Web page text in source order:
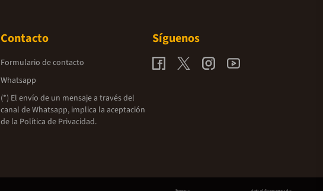
Contacto
Formulario de contacto
Whatsapp
(*) El envío de un mensaje a través del
canal de Whatsapp, implica la aceptación
de la Política de Privacidad.
Síguenos